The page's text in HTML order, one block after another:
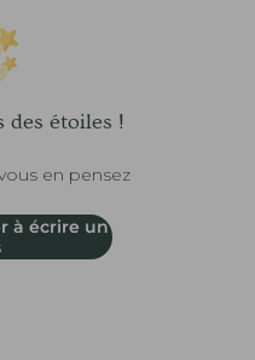
des étoiles !
en pensez
à écrire un